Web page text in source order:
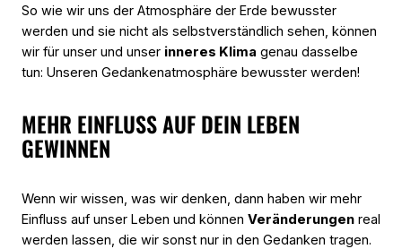
So wie wir uns der Atmosphäre der Erde bewusster
werden und sie nicht als selbstverständlich sehen, können
wir für unser und unser inneres Klima genau dasselbe
tun: Unseren Gedankenatmosphäre bewusster werden!
MEHR EINFLUSS AUF DEIN LEBEN
GEWINNEN
Wenn wir wissen, was wir denken, dann haben wir mehr
Einfluss auf unser Leben und können Veränderungen real
werden lassen, die wir sonst nur in den Gedanken tragen.